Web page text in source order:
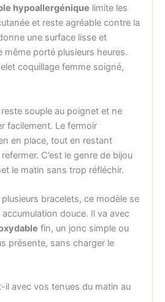
hypoallergénique limite les
et reste agréable contre la
une surface lisse et
même porté plusieurs heures.
coquillage femme soigné,
souple au poignet et ne
facilement. Le fermoir
en place, tout en restant
C’est le genre de bijou
le matin sans trop réfléchir.
bracelets, ce modèle se
douce. Il va avec
fin, un jonc simple ou
présente, sans charger le
il avec vos tenues du matin au